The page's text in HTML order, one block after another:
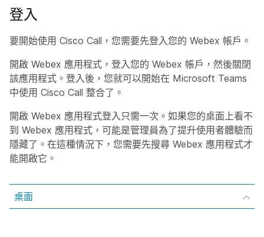
登入
要開始使用 Cisco Call，您需要先登入您的 Webex 帳戶。
開啟 Webex 應用程式，登入您的 Webex 帳戶，然後關閉
該應用程式。登入後，您就可以開始在 Microsoft Teams
中使用 Cisco Call 整合了。
開啟 Webex 應用程式登入只需一次。如果您的桌面上看不
到 Webex 應用程式，可能是管理員為了提升使用者體驗而
隱藏了。在這種情況下，您需要先搜尋 Webex 應用程式才
能開啟它。
桌面